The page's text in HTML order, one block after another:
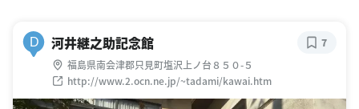
D 河井継之助記念館
福島県南会津郡只見町塩沢上ノ台８５０-５
http://www.2.ocn.ne.jp/~tadami/kawai.htm
7